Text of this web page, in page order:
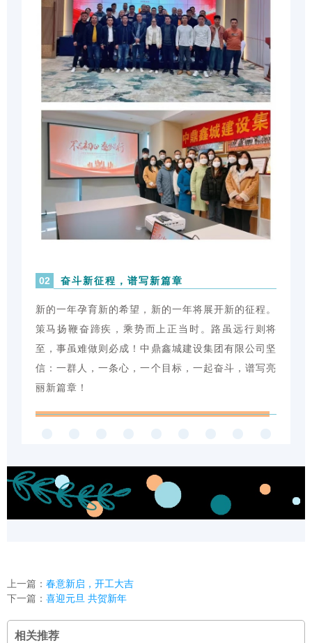
02 奋斗新征程，谱写新篇章
新的一年孕育新的希望，新的一年将展开新的征程。
策马扬鞭奋蹄疾，乘势而上正当时。路虽远行则将
至，事虽难做则必成！中鼎鑫城建设集团有限公司坚
信：一群人，一条心，一个目标，一起奋斗，谱写亮
丽新篇章！
上一篇： 春意新启，开工大吉
下一篇： 喜迎元旦 共贺新年
相关推荐